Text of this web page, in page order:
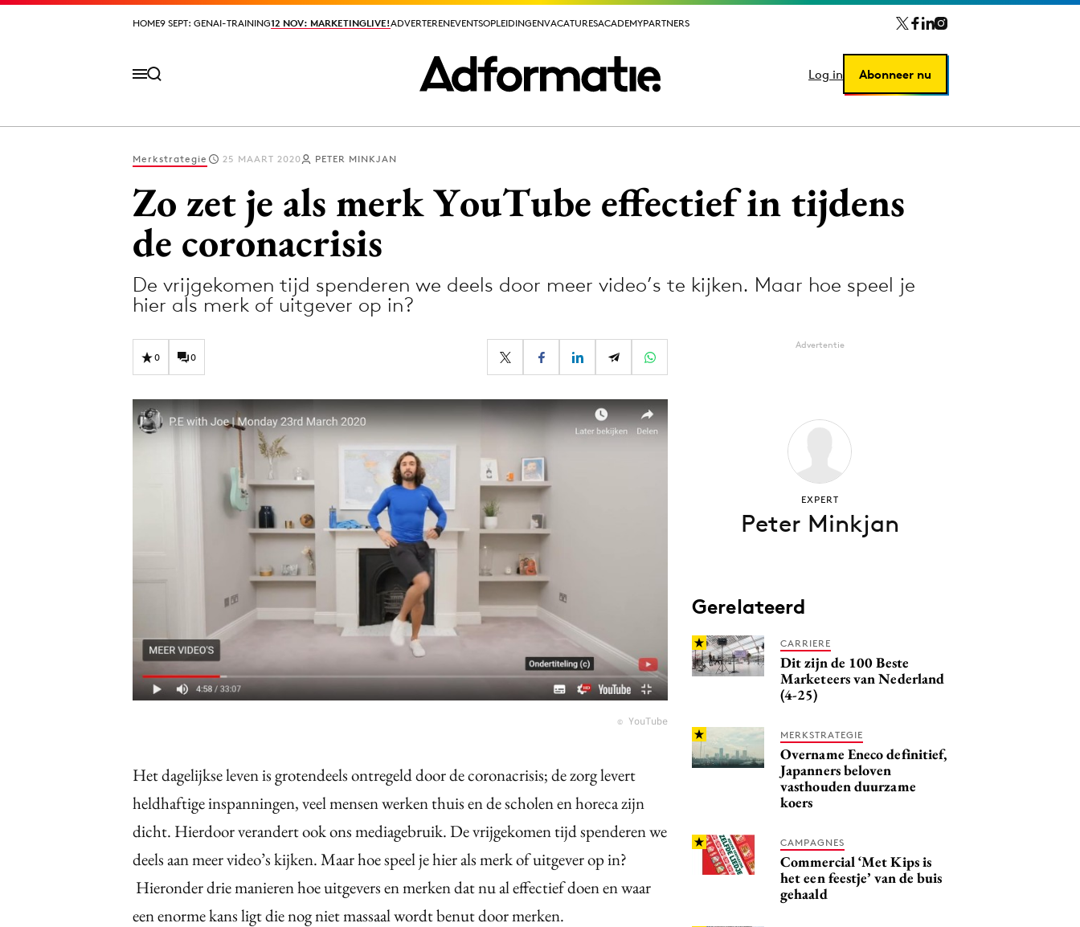
HOME9 SEPT: GENAI-TRAINING12 NOV: MARKETINGLIVE!ADVERTERENEVENTSOPLEIDINGENVACATURESACADEMYPARTNERS
Log in Abonneer nu
HOME9 SEPT: GENAI-TRAINING12 NOV: MARKETINGLIVE!ADVERTERENEVENTSOPLEIDINGENVACATURESACADEMYPARTNERS
Log in Abonneer nu
Design
Digital transformation
Influencer marketing
Interne communicatie
Martech
Media
PR
Programmatic
Reputatie & crisis
Merkstrategie 25 MAART 2020 PETER MINKJAN
Zo zet je als merk YouTube effectief in tijdens
de coronacrisis
De vrijgekomen tijd spenderen we deels door meer video’s te kijken. Maar hoe speel je
hier als merk of uitgever op in?
0 0
© YouTube
Het dagelijkse leven is grotendeels ontregeld door de coronacrisis; de zorg levert
heldhaftige inspanningen, veel mensen werken thuis en de scholen en horeca zijn
dicht. Hierdoor verandert ook ons mediagebruik. De vrijgekomen tijd spenderen we
deels aan meer video’s kijken. Maar hoe speel je hier als merk of uitgever op in?
Hieronder drie manieren hoe uitgevers en merken dat nu al effectief doen en waar
een enorme kans ligt die nog niet massaal wordt benut door merken.
Advertentie
EXPERT
Peter Minkjan
Gerelateerd
CARRIERE
Dit zijn de 100 Beste
Marketeers van Nederland
(4-25)
MERKSTRATEGIE
Overname Eneco definitief,
Japanners beloven
vasthouden duurzame
koers
CAMPAGNES
Commercial ‘Met Kips is
het een feestje’ van de buis
gehaald